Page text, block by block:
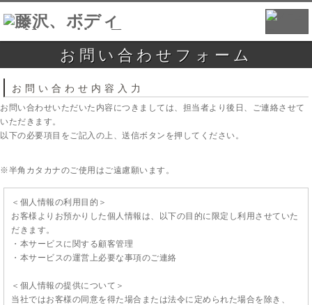
お問い合わせフォーム
お問い合わせ内容入力
お問い合わせいただいた内容につきましては、担当者より後日、ご連絡させて
いただきます。
以下の必要項目をご記入の上、送信ボタンを押してください。
※半角カタカナのご使用はご遠慮願います。
＜個人情報の利用目的＞
お客様よりお預かりした個人情報は、以下の目的に限定し利用させていた
だきます。
・本サービスに関する顧客管理
・本サービスの運営上必要な事項のご連絡
＜個人情報の提供について＞
当社ではお客様の同意を得た場合または法令に定められた場合を除き、